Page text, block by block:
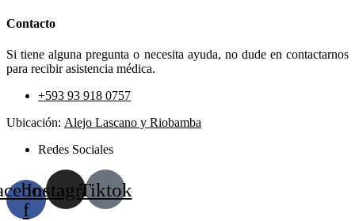
Contacto
Si tiene alguna pregunta o necesita ayuda, no dude en contactarnos
para recibir asistencia médica.
+593 93 918 0757
Ubicación: Alejo Lascano y Riobamba
Redes Sociales
f
InstagramTiktok